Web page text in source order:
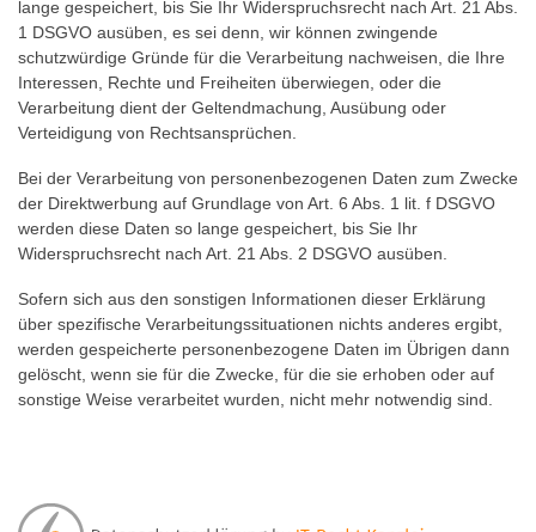
lange gespeichert, bis Sie Ihr Widerspruchsrecht nach Art. 21 Abs.
1 DSGVO ausüben, es sei denn, wir können zwingende
schutzwürdige Gründe für die Verarbeitung nachweisen, die Ihre
Interessen, Rechte und Freiheiten überwiegen, oder die
Verarbeitung dient der Geltendmachung, Ausübung oder
Verteidigung von Rechtsansprüchen.
Bei der Verarbeitung von personenbezogenen Daten zum Zwecke
der Direktwerbung auf Grundlage von Art. 6 Abs. 1 lit. f DSGVO
werden diese Daten so lange gespeichert, bis Sie Ihr
Widerspruchsrecht nach Art. 21 Abs. 2 DSGVO ausüben.
Sofern sich aus den sonstigen Informationen dieser Erklärung
über spezifische Verarbeitungssituationen nichts anderes ergibt,
werden gespeicherte personenbezogene Daten im Übrigen dann
gelöscht, wenn sie für die Zwecke, für die sie erhoben oder auf
sonstige Weise verarbeitet wurden, nicht mehr notwendig sind.